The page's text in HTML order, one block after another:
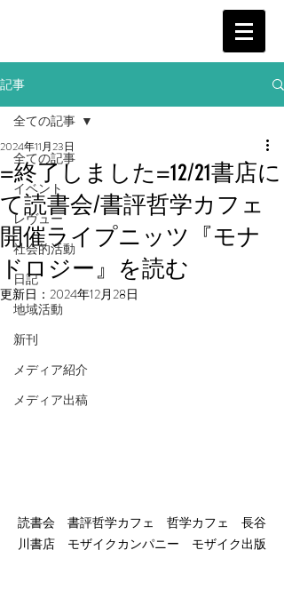
記事
全ての記事
イベント
レヴュー
社会的活動
日記
地域活動
新刊
メディア紹介
メディア出稿
全ての記事
=終了しました=12/21書店に
て読書会/書評哲学カフェ
開催ライプニッツ『モナ
ドロジー』を読む
2024年11月23日
更新日： 2024年12月28日
読書会　書評哲学カフェ　哲学カフェ　長谷
川書店　モザイクカンパニー　モザイク出版